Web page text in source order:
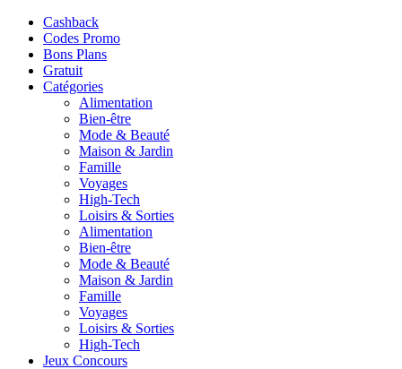
Cashback
Codes Promo
Bons Plans
Gratuit
Catégories
Alimentation
Bien-être
Mode & Beauté
Maison & Jardin
Famille
Voyages
High-Tech
Loisirs & Sorties
Alimentation
Bien-être
Mode & Beauté
Maison & Jardin
Famille
Voyages
Loisirs & Sorties
High-Tech
Jeux Concours